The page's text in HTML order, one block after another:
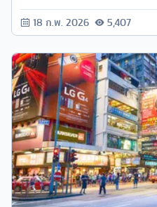
18 ก.พ. 2026 5,407